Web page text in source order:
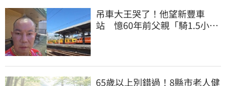
吊車大王哭了！他望新豐車
站 憶60年前父親「騎1.5小時
65歲以上別錯過！8縣市老人健